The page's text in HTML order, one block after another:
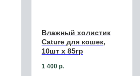
Влажный холистик
Cature для кошек,
10шт х 85гр
1 400 р.